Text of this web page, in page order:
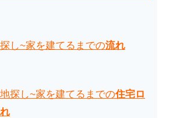
し~家を建てるまでの流れ
探し~家を建てるまでの住宅ロ